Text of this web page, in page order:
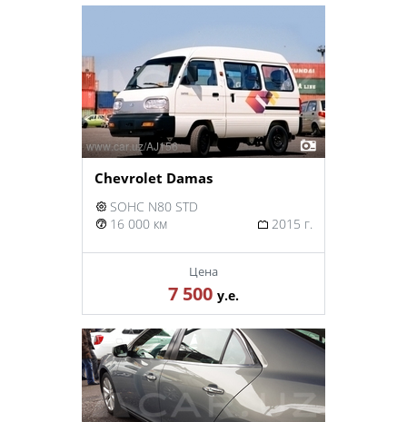
Chevrolet Damas
SOHC N80 STD
16 000 км
2015 г.
Цена
7 500 у.е.